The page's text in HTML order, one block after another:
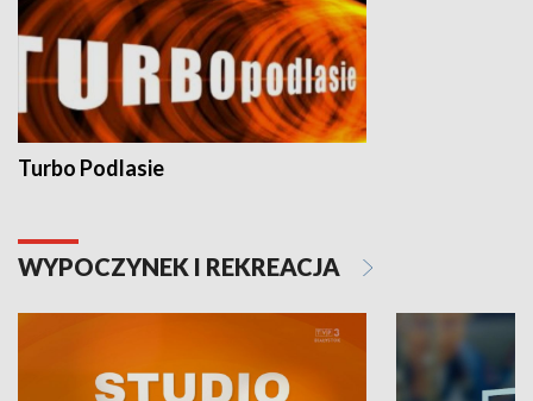
Turbo Podlasie
WYPOCZYNEK I REKREACJA